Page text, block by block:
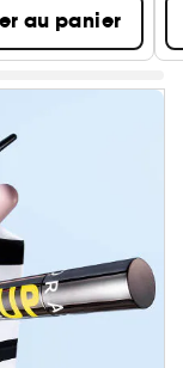
au panier